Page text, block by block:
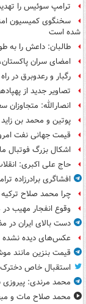
ترامپ سوئیس را
سخنگوی کمیسیون
شده است
طالبان: داعش را به
امضای سران
رگبار و رعدوبرق در
تصاویر جدید از
انصارالله:
پوتین و محمد بن
قیمت جهانی نفت امروز ۱۶
اشکال بزرگ فوتبال
حاج علی اکبری:
افشاگری برادرزاده
چرا محمد صلاح ترکیه
وقوع انفجار مهیب
دست بالای ایران در
عکس‌های دیده نشده
قیمت بنزین مانند
استقبال خاص دخترک
محمد مرندی:
محمد صلاح مات و